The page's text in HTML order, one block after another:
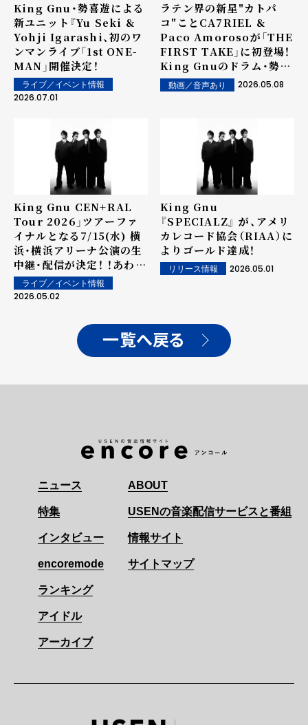
King Gnu・勢喜遊による
新ユニット『Yu Seki &
Yohji Igarashi、初のワ
ンマンライブ「1st ONE-
MAN」開催決定！
ライブ／イベント情報
2026.07.01
ラテン界の新星"カトパ
コ"ことCA7RIEL &
Paco Amorosoが「THE
FIRST TAKE」に初登場！
King Gnuのドラム・勢喜
遊とベース・新井和輝がゲ
スト参加し、ここだけのス
動画／音声あり 2026.05.08
King Gnu CEN+RAL
Tour 2026」ツアーファ
イナルとなる7/15(水) 横
浜・横浜アリーナ公演の生
中継・配信が決定！ ！あわせ
て、「King Gnu
CEN+RAL Tour 2026」
コモポイ活MAX先行」決
ライブ／イベント情報
2026.05.02
King Gnu
『SPECIALZ』 が、アメリ
カレコード協会（RIAA）に
よりゴールド達成！
リリース情報 2026.05.01
一覧へ戻る
ニュース
特集
インタビュー
encoremode
ランキング
アイドル
アーカイブ
ABOUT
USENの音楽配信サービスと番組
情報サイト
サイトマップ